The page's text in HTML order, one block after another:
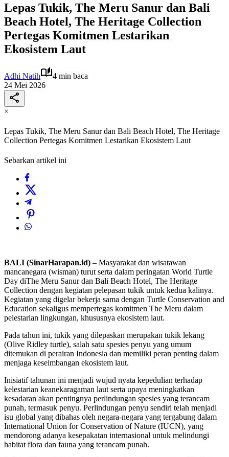
Lepas Tukik, The Meru Sanur dan Bali
Beach Hotel, The Heritage Collection
Pertegas Komitmen Lestarikan
Ekosistem Laut
Adhi Natih
4 min baca
24 Mei 2026
×
Lepas Tukik, The Meru Sanur dan Bali Beach Hotel, The Heritage
Collection Pertegas Komitmen Lestarikan Ekosistem Laut
Sebarkan artikel ini
BALI (SinarHarapan.id) – Masyarakat dan wisatawan
mancanegara (wisman) turut serta dalam peringatan World Turtle
Day diThe Meru Sanur dan Bali Beach Hotel, The Heritage
Collection dengan kegiatan pelepasan tukik untuk kedua kalinya.
Kegiatan yang digelar bekerja sama dengan Turtle Conservation and
Education sekaligus mempertegas komitmen The Meru dalam
pelestarian lingkungan, khususnya ekosistem laut.
Pada tahun ini, tukik yang dilepaskan merupakan tukik lekang
(Olive Ridley turtle), salah satu spesies penyu yang umum
ditemukan di perairan Indonesia dan memiliki peran penting dalam
menjaga keseimbangan ekosistem laut.
Inisiatif tahunan ini menjadi wujud nyata kepedulian terhadap
kelestarian keanekaragaman laut serta upaya meningkatkan
kesadaran akan pentingnya perlindungan spesies yang terancam
punah, termasuk penyu. Perlindungan penyu sendiri telah menjadi
isu global yang dibahas oleh negara-negara yang tergabung dalam
International Union for Conservation of Nature (IUCN), yang
mendorong adanya kesepakatan internasional untuk melindungi
habitat flora dan fauna yang terancam punah.